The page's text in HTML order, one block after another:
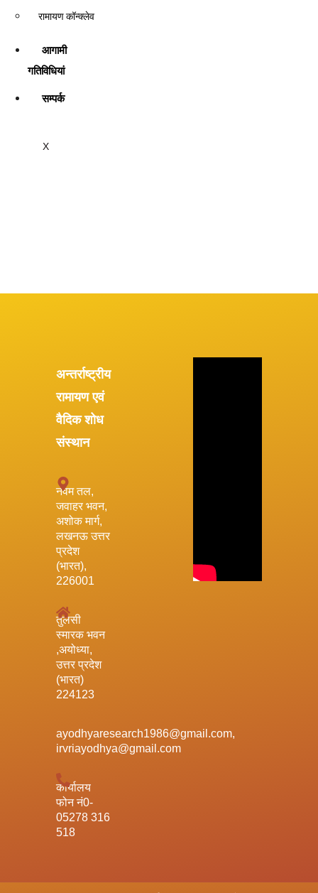
रामायण कॉन्क्लेव
आगामी
गतिविधियां
सम्पर्क
X
अन्तर्राष्ट्रीय
रामायण एवं
वैदिक शोध
संस्थान
नवम तल,
जवाहर भवन,
अशोक मार्ग,
लखनऊ उत्तर
प्रदेश
(भारत),
226001
तुलसी
स्मारक भवन
,अयोध्या,
उत्तर प्रदेश
(भारत)
224123
ayodhyaresearch1986@gmail.com,
irvriayodhya@gmail.com
कार्यालय
फोन नं0-
05278 316
518